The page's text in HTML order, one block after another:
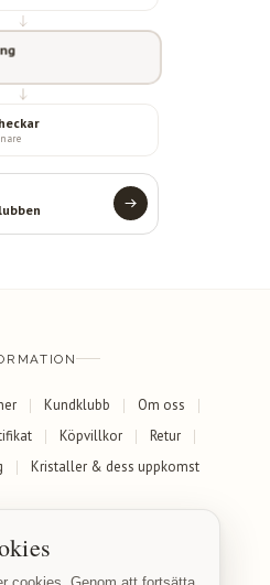
Kundklubb
Om oss
Köpvillkor
Retur
Kristaller & dess uppkomst